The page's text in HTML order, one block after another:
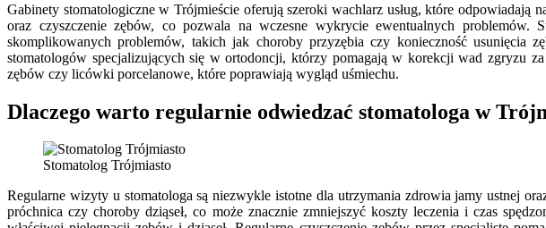
Gabinety stomatologiczne w Trójmieście oferują szeroki wachlarz usług, które
oraz czyszczenie zębów, co pozwala na wczesne wykrycie ewentualnych
skomplikowanych problemów, takich jak choroby przyzębia czy konieczność usunięcia
stomatologów specjalizujących się w ortodoncji, którzy pomagają w korekcji wad zgryzu
zębów czy licówki porcelanowe, które poprawiają wygląd uśmiechu.
Dlaczego warto regularnie odwiedzać stomatologa w
Stomatolog Trójmiasto
Regularne wizyty u stomatologa są niezwykle istotne dla utrzymania zdrowia jamy ustnej
próchnica czy choroby dziąseł, co może znacznie zmniejszyć koszty leczenia i czas